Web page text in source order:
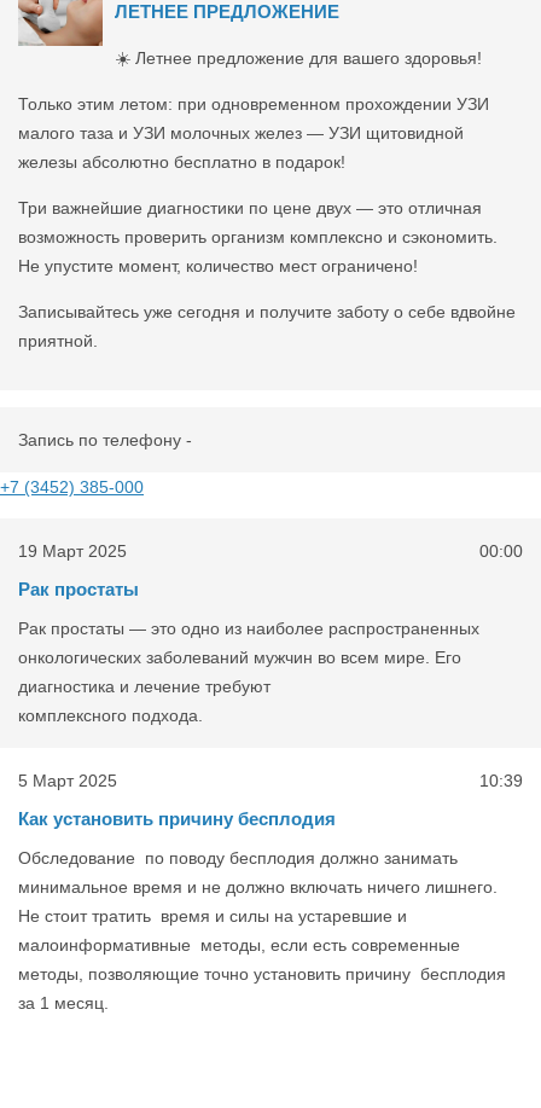
ЛЕТНЕЕ ПРЕДЛОЖЕНИЕ
☀️ Летнее предложение для вашего здоровья!
Только этим летом: при одновременном прохождении УЗИ
малого таза и УЗИ молочных желез — УЗИ щитовидной
железы абсолютно бесплатно в подарок!
Три важнейшие диагностики по цене двух — это отличная
возможность проверить организм комплексно и сэкономить.
Не упустите момент, количество мест ограничено!
Записывайтесь уже сегодня и получите заботу о себе вдвойне
приятной.
Запись по телефону -
+7 (3452) 385-000
19 Март 2025 00:00
Рак простаты
Рак простаты — это одно из наиболее распространенных
онкологических заболеваний мужчин во всем мире. Его
диагностика и лечение требуют
комплексного подхода.
5 Март 2025 10:39
Как установить причину бесплодия
Обследование по поводу бесплодия должно занимать
минимальное время и не должно включать ничего лишнего.
Не стоит тратить время и силы на устаревшие и
малоинформативные методы, если есть современные
методы, позволяющие точно установить причину бесплодия
за 1 месяц.